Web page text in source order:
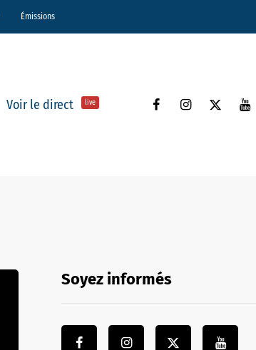
Émissions
Voir le direct live
Soyez informés